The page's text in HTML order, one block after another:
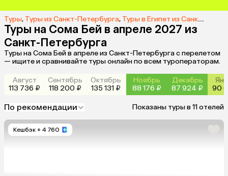
Туры, Туры из Санкт-Петербурга, Туры в Египет из Санкт-Петербурга
Туры на Сома Бей в апреле 2027 из
Санкт-Петербурга
Туры на Сома Бей в апреле из Санкт-Петербурга с перелетом
— ищите и сравнивайте туры онлайн по всем туроператорам.
Август
113 736 ₽
Сентябрь
118 200 ₽
Октябрь
135 131 ₽
Ноябрь
88 176 ₽
Декабрь
87 924 ₽
90
По рекомендации Показаны туры в 11 отелей
Кешбэк + 4 760